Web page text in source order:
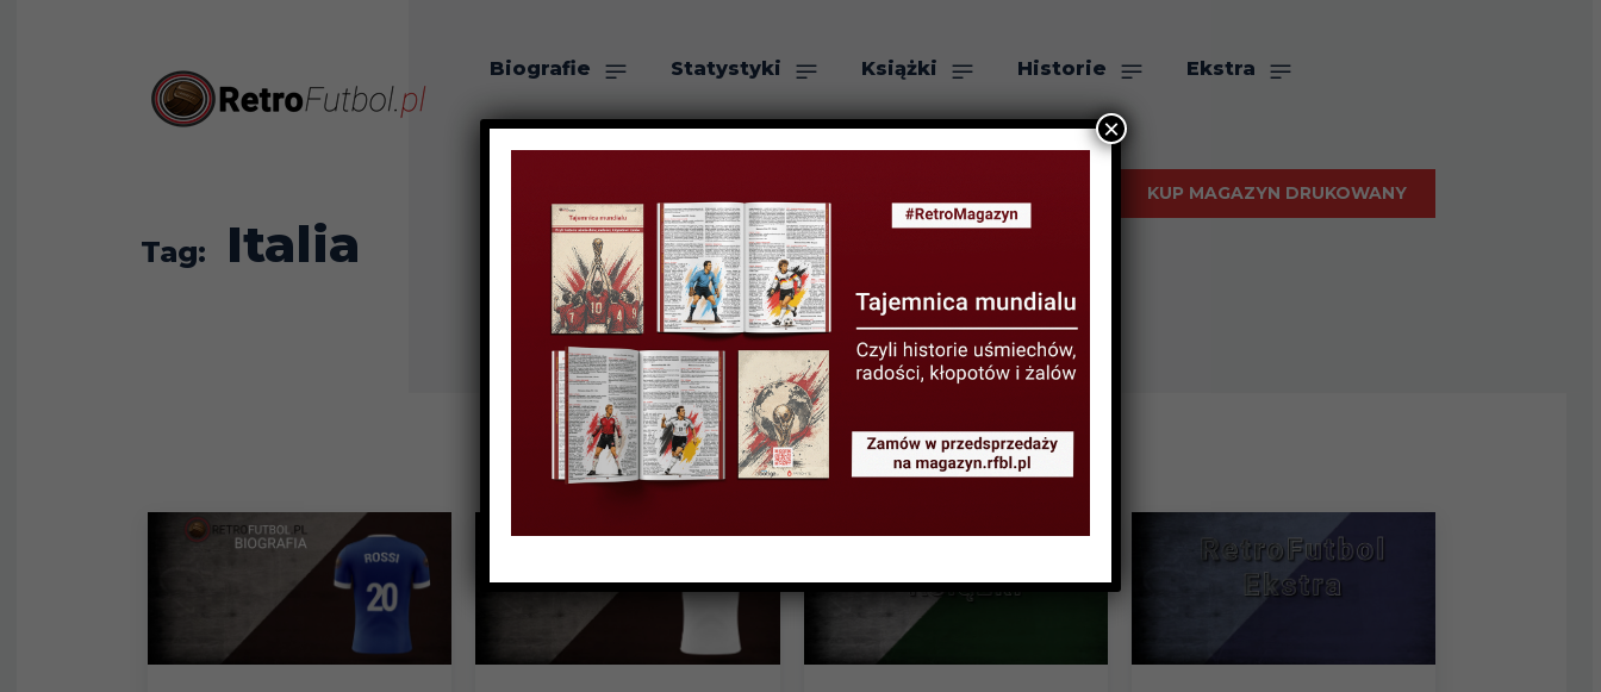
Biografie Statystyki Książki Historie Ekstra
O nas
KUP MAGAZYN DRUKOWANY
Tag: Italia
×